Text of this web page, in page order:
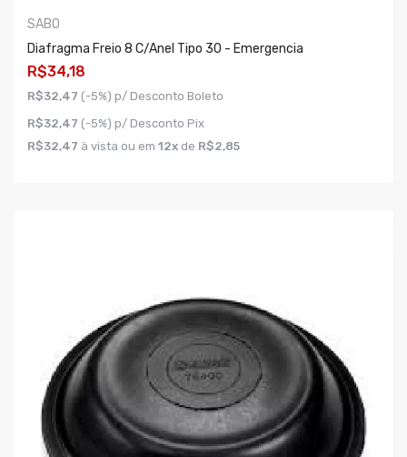
SABO
Diafragma Freio 8 C/anel Tipo 30 - Emergencia
R$34,18
R$32,47 (-5%) p/ Desconto Boleto
R$32,47 (-5%) p/ Desconto Pix
R$32,47 à vista ou em 12x de R$2,85